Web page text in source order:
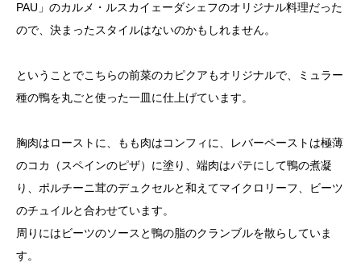
PAU」のカルメ・ルスカイェーダシェフのオリジナル料理だった
ので、決まったスタイルはないのかもしれません。
ということでこちらの前菜のカピクアもオリジナルで、ミュラー
種の鴨を丸ごと使った一皿に仕上げています。
胸肉はローストに、もも肉はコンフィに、レバーペーストは極薄
のコカ（スペインのピザ）に塗り、端肉はパテにして鴨の煮凝
り、ポルチーニ茸のデュクセルと和えてマイクロリーフ、ビーツ
のチュイルと合わせています。
周りにはビーツのソースと鴨の脂のクランブルを散らしていま
す。